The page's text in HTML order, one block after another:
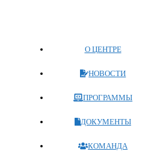
О ЦЕНТРЕ
НОВОСТИ
ПРОГРАММЫ
ДОКУМЕНТЫ
КОМАНДА